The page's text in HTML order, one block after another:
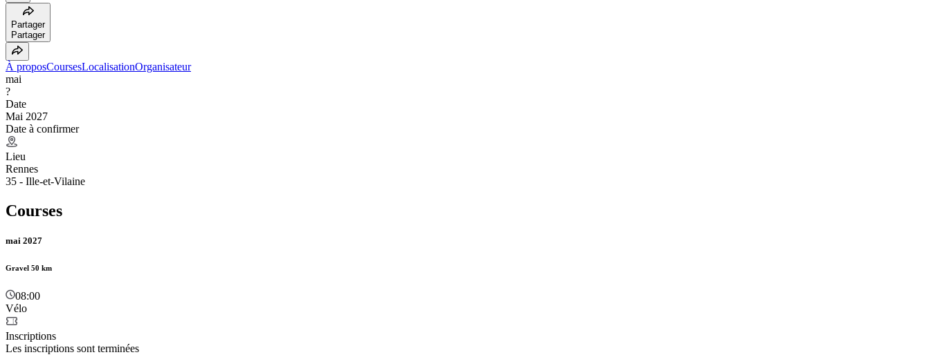
Partager
Partager
À proposCoursesLocalisationOrganisateur
mai
?
Date
Mai 2027
Date à confirmer
Lieu
Rennes
35 - Ille-et-Vilaine
Courses
mai 2027
Gravel 50 km
08:00
Vélo
Inscriptions
Les inscriptions sont terminées